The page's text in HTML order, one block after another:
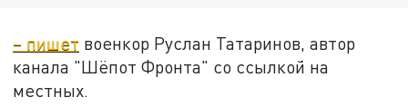
– пишет военкор Руслан Татаринов, автор
канала "Шёпот Фронта" со ссылкой на
местных.